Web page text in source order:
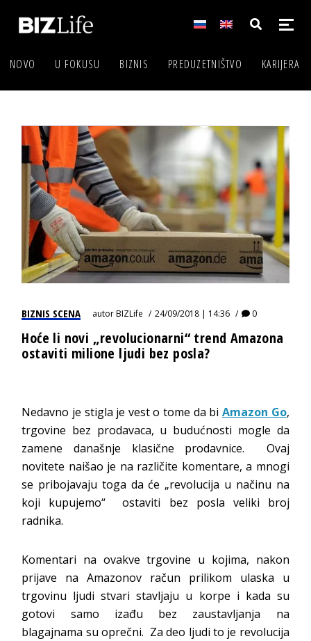
NOVO U FOKUSU BIZNIS PREDUZETNIŠTVO KARIJERA
BIZNIS SCENA autorBIZLife 24/09/2018 | 14:36 0
Hoće li novi „revolucionarni“ trend Amazona
ostaviti milione ljudi bez posla?
Nedavno je stigla je vest o tome da bi Amazon Go,
trgovine bez prodavaca, u budućnosti mogle da
zamene današnje klasične prodavnice. Ovaj
novitete naišao je na različite komentare, a mnogi
se pribojavaju toga da će „revolucija u načinu na
koji kupujemo“ ostaviti bez posla veliki broj
radnika.
Komentari na ovakve trgovine u kojima, nakon
prijave na Amazonov račun prilikom ulaska u
trgovinu ljudi stvari stavljaju u korpe i kada su
gotovi samo izađu bez zaustavljanja na
blagajnama su oprečni. Za deo ljudi to je revolucija